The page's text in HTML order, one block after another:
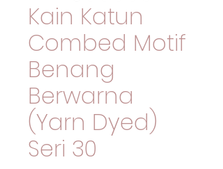
Kain Katun
Combed Motif
Benang
Berwarna
(Yarn Dyed)
Seri 30